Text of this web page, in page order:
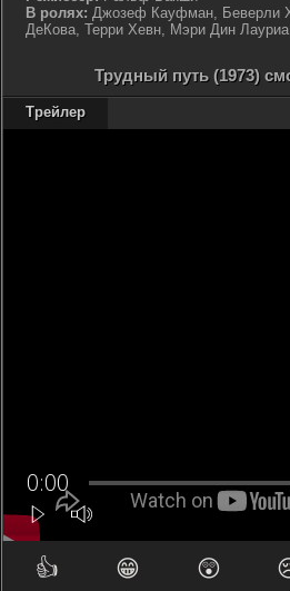
В ролях: Джозеф Кауфман, Беверли
ДеКова, Терри Хевн, Мэри Дин Лауриа
Трудный путь (1973)
Трейлер
👍 😁 😲